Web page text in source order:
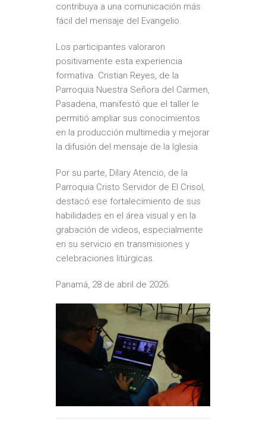
contribuya a una comunicación más
fácil del mensaje del Evangelio.
Los participantes valoraron
positivamente esta experiencia
formativa. Cristian Reyes, de la
Parroquia Nuestra Señora del Carmen,
Pasadena, manifestó que el taller le
permitió ampliar sus conocimientos
en la producción multimedia y mejorar
la difusión del mensaje de la Iglesia.
Por su parte, Dílary Atencio, de la
Parroquia Cristo Servidor de El Crisol,
destacó ese fortalecimiento de sus
habilidades en el área visual y en la
grabación de videos, especialmente
en su servicio en transmisiones y
celebraciones litúrgicas.
Panamá, 28 de abril de 2026.